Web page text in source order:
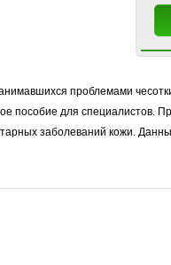
проблемами
пособие для специалистов.
заболеваний кожи.